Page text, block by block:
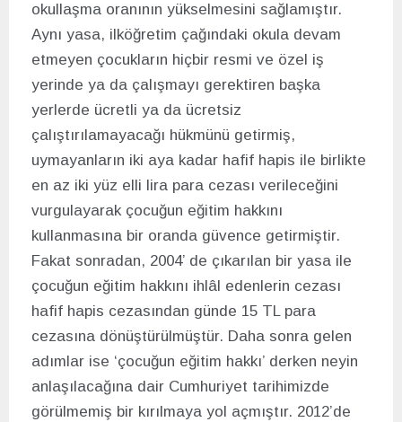
okullaşma oranının yükselmesini sağlamıştır.
Aynı yasa, ilköğretim çağındaki okula devam
etmeyen çocukların hiçbir resmi ve özel iş
yerinde ya da çalışmayı gerektiren başka
yerlerde ücretli ya da ücretsiz
çalıştırılamayacağı hükmünü getirmiş,
uymayanların iki aya kadar hafif hapis ile birlikte
en az iki yüz elli lira para cezası verileceğini
vurgulayarak çocuğun eğitim hakkını
kullanmasına bir oranda güvence getirmiştir.
Fakat sonradan, 2004’ de çıkarılan bir yasa ile
çocuğun eğitim hakkını ihlâl edenlerin cezası
hafif hapis cezasından günde 15 TL para
cezasına dönüştürülmüştür. Daha sonra gelen
adımlar ise ‘çocuğun eğitim hakkı’ derken neyin
anlaşılacağına dair Cumhuriyet tarihimizde
görülmemiş bir kırılmaya yol açmıştır. 2012’de